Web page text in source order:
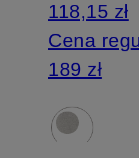
118,15 zł
Cena
189 zł